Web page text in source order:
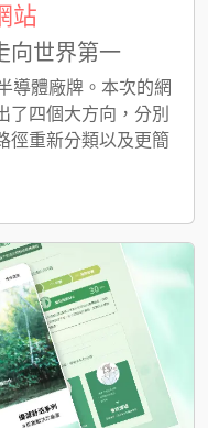
站
向世界第一
導體廠牌。本次的網
了四個大方向，分別
徑重新分類以及更簡